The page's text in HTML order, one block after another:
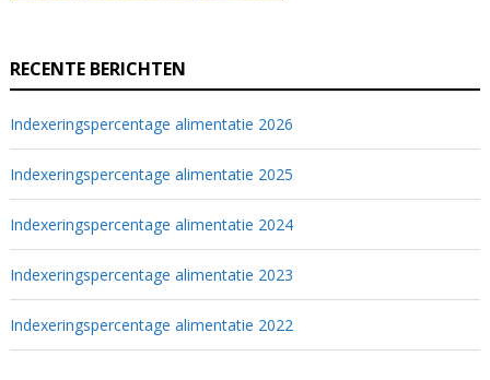
RECENTE BERICHTEN
Indexeringspercentage alimentatie 2026
Indexeringspercentage alimentatie 2025
Indexeringspercentage alimentatie 2024
Indexeringspercentage alimentatie 2023
Indexeringspercentage alimentatie 2022